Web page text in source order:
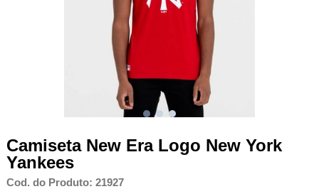
Camiseta New Era Logo New York
Yankees
Cod. do Produto: 21927